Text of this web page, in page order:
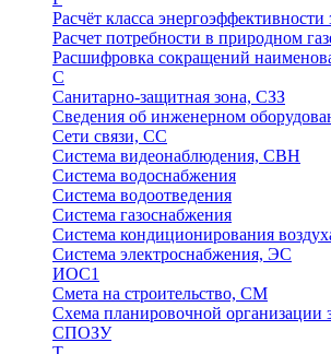
Расчёт класса энергоэффективности
Расчет потребности в природном
Расшифровка сокращений
С
Санитарно-защитная зона, СЗЗ
Сведения об инженерном
Сети связи, СС
Система видеонаблюдения, СВН
Система водоснабжения
Система водоотведения
Система газоснабжения
Система кондиционирования
Система электроснабжения, ЭС
ИОС1
Смета на строительство, СМ
Схема планировочной организации
СПОЗУ